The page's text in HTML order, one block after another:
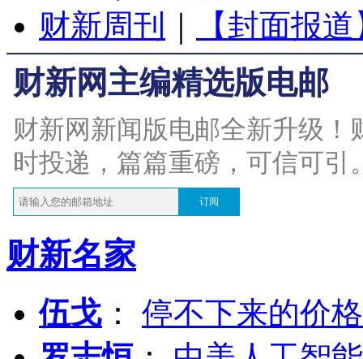
财新周刊
【封面报
财新网主编精选版电邮
财新网新闻版电邮全新升级
时投递，篇篇重磅，可信可引
订阅
财新名家
伍戈 ： 停不下来的价